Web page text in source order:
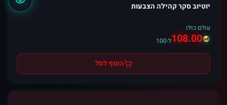
יוטיוב סקר קהילה הצבעות
עולם כולו
108.00ל-100
הוסף לסל